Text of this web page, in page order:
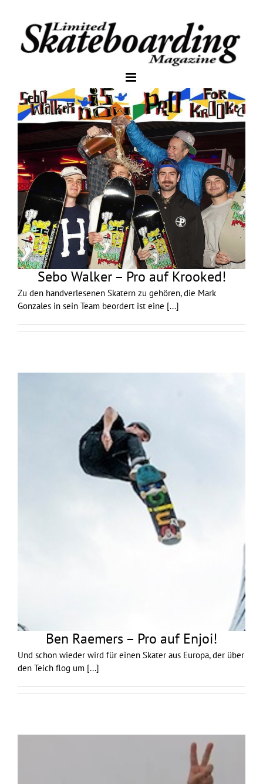
Sebo Walker – Pro auf Krooked!
Zu den handverlesenen Skatern zu gehören, die Mark
Gonzales in sein Team beordert ist eine [...]
Ben Raemers – Pro auf Enjoi!
Und schon wieder wird für einen Skater aus Europa, der über
den Teich flog um [...]